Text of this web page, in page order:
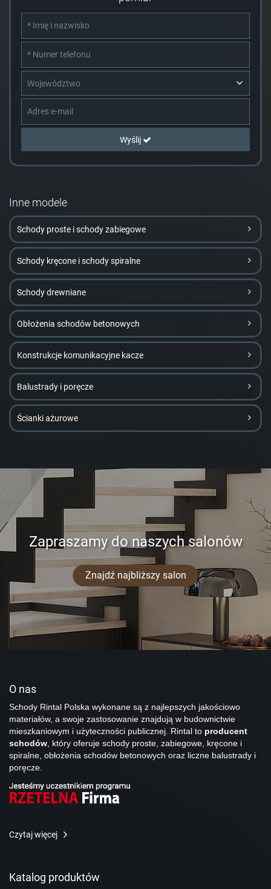
Województwo
Wyślij
Inne modele
Schody proste i schody zabiegowe
Schody kręcone i schody spiralne
Schody drewniane
Obłożenia schodów betonowych
Konstrukcje komunikacyjne kacze
Balustrady i poręcze
Ścianki ażurowe
Zapraszamy do naszych salonów
Znajdź najbliższy salon
O nas
Schody Rintal Polska wykonane są z najlepszych jakościowo
materiałów, a swoje zastosowanie znajdują w budownictwie
mieszkaniowym i użyteczności publicznej. Rintal to producent
schodów , który oferuje schody proste, zabiegowe, kręcone i
spiralne, obłożenia schodów betonowych oraz liczne balustrady i
poręcze.
Czytaj więcej
Katalog produktów